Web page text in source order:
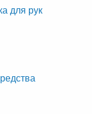
для рук